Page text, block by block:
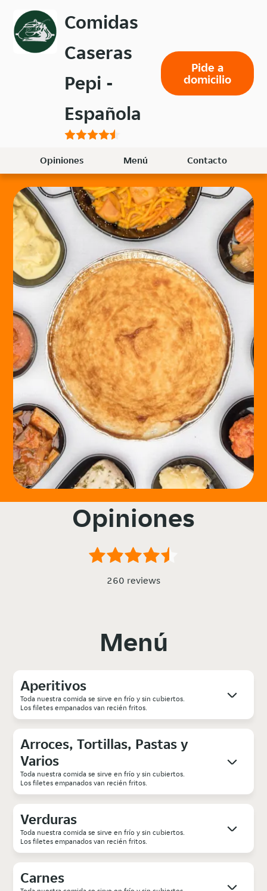
menú
principal
Comidas
Caseras
Pepi -
Española
Pide a
domicilio
Opiniones Menú Contacto
Opiniones
260 reviews
Menú
Aperitivos
Toda nuestra comida se sirve en frío y sin cubiertos.
Los filetes empanados van recién fritos.
Arroces, Tortillas, Pastas y
Varios
Toda nuestra comida se sirve en frío y sin cubiertos.
Los filetes empanados van recién fritos.
Verduras
Toda nuestra comida se sirve en frío y sin cubiertos.
Los filetes empanados van recién fritos.
Carnes